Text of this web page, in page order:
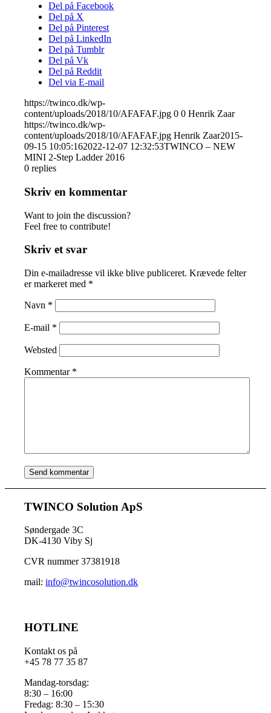
Del på Facebook
Del på X
Del på Pinterest
Del på LinkedIn
Del på Tumblr
Del på Vk
Del på Reddit
Del via E-mail
https://twinco.dk/wp-
content/uploads/2018/10/AFAFAF.jpg 0 0 Henrik Zaar
https://twinco.dk/wp-
content/uploads/2018/10/AFAFAF.jpg Henrik Zaar2015-
09-15 10:05:162022-12-07 12:32:53TWINCO – NEW
MINI 2-Step Ladder 2016
0 replies
Skriv en kommentar
Want to join the discussion?
Feel free to contribute!
Skriv et svar
Din e-mailadresse vil ikke blive publiceret. Krævede felter
er markeret med *
Navn *
E-mail *
Websted
Kommentar *
TWINCO Solution ApS
Søndergade 3C
DK-4130 Viby Sj
CVR nummer 37381918
mail:info@twincosolution.dk
HOTLINE
Kontakt os på
+45 78 77 35 87
Mandag-torsdag:
8:30 – 16:00
Fredag: 8:30 – 15:30